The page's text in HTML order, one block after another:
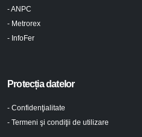
- ANPC
- Metrorex
- InfoFer
Protecția datelor
- Confidenţialitate
- Termeni şi condiţii de utilizare